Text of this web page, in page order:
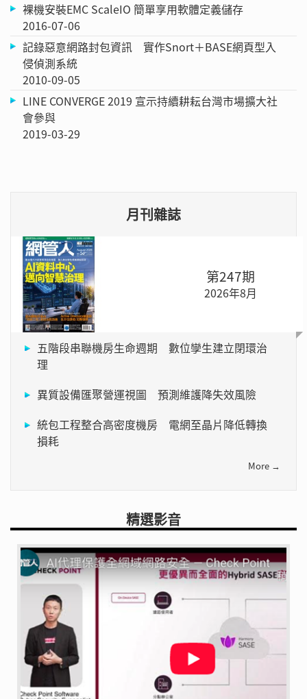
裸機安裝EMC ScaleIO 簡單享用軟體定義儲存
2016-07-06
記錄惡意網路封包資訊 實作Snort＋BASE網頁型入
侵偵測系統
2010-09-05
LINE CONVERGE 2019 宣示持續耕耘台灣市場擴大社
會參與
2019-03-29
月刊雜誌
第247期
2026年8月
五階段串聯機房生命週期 數位孿生建立閉環治
理
異質設備匯聚營運視圖 預測維護降失效風險
統包工程整合高密度機房 電網至晶片降低轉換
損耗
More →
精選影音